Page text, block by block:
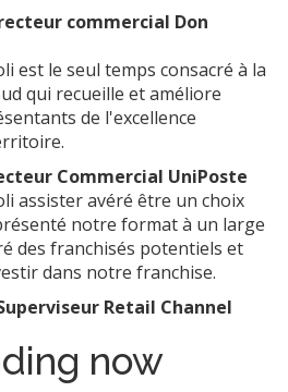
commercial Don
est le seul temps consacré à la
qui recueille et améliore
de l'excellence
Commercial UniPoste
assister avéré être un choix
notre format à un large
des franchisés potentiels et
dans notre franchise.
Retail Channel
now